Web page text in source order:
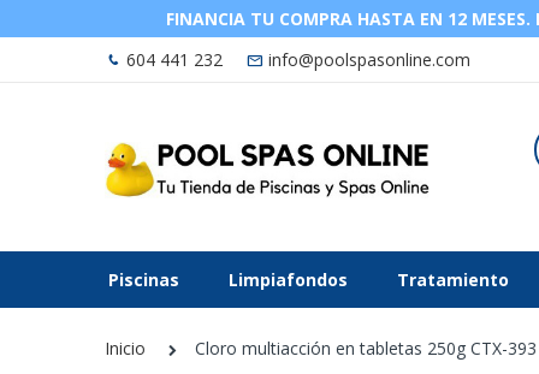
FINANCIA TU COMPRA HASTA EN 12
604 441 232
info@poolspasonline.com
Piscinas Limpiafondos Tratamiento
Inicio Cloro multiacción en tabletas 250g CTX-